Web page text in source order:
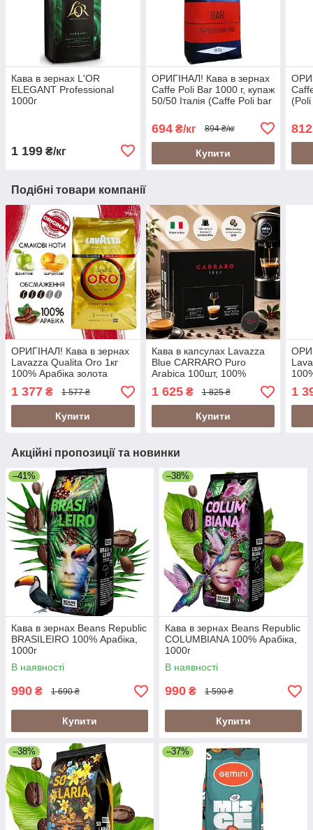
Кава в зернах L'OR
ELEGANT Professional
1000г
1 199 ₴/кг
ОРИГІНАЛ! Кава в зернах
Caffe Poli Bar 1000 г, купаж
50/50 Італія (Caffe Poli bar
694₴/кг 894 ₴/кг
Купити
(Poli
812
Подібні товари компанії
ОРИГІНАЛ! Кава в зернах
Lavazza Qualita Oro 1кг
100% Арабіка золота
Італія (LAVAZZA ORO)
1 377 ₴ 1 577 ₴
Купити
Кава в капсулах Lavazza
Blue CARRARO Puro
Arabica 100шт, 100%
Арабіка. Італія
1 625₴ 1 825 ₴
Купити
1
Акційні пропозиції та новинки
–41%
Кава в зернах Beans Republic
BRASILEIRO 100% Арабіка,
1000г
В наявності
990 ₴ 1 690 ₴
Купити
–38%
Кава в зернах Beans Republic
COLUMBIANA 100% Арабіка,
1000г
В наявності
990 ₴ 1 590 ₴
Купити
–38% –37%